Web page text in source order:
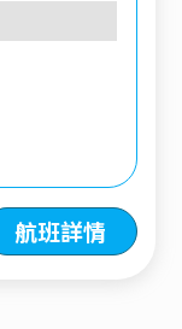
航班詳情